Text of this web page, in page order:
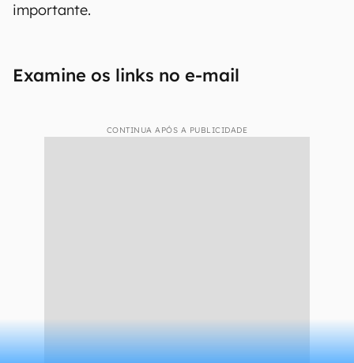
importante.
Examine os links no e-mail
CONTINUA APÓS A PUBLICIDADE